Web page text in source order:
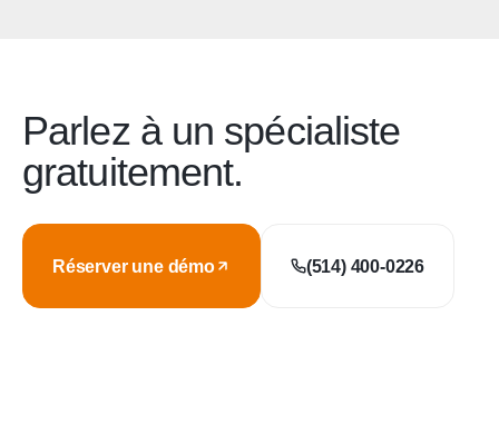
Parlez à un spécialiste
gratuitement.
Réserver une démo (514) 400-0226